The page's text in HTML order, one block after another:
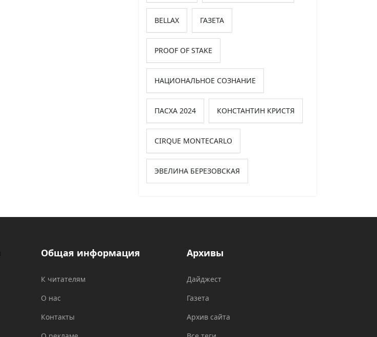
BELLAX ГАЗЕТА
PROOF OF STAKE
НАЦИОНАЛЬНОЕ СОЗНАНИЕ
ПАСХА 2024 КОНСТАНТИН КРИСТЯ
CIRQUE MONTECARLO
ЭВЕЛИНА БЕРЕЗОВСКАЯ
Общая информация
К читателям
О нас
Контакты
Архивы
Дайджест
Газета
Архив сайта